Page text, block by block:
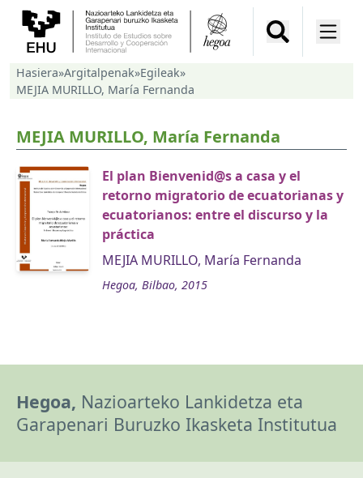
Hasiera»Argitalpenak»Egileak»
MEJIA MURILLO, María Fernanda
MEJIA MURILLO, María Fernanda
El plan Bienvenid@s a casa y el
retorno migratorio de ecuatorianas y
ecuatorianos: entre el discurso y la
práctica
MEJIA MURILLO, María Fernanda
Hegoa, Bilbao, 2015
Hegoa, Nazioarteko Lankidetza eta
Garapenari Buruzko Ikasketa Institutua